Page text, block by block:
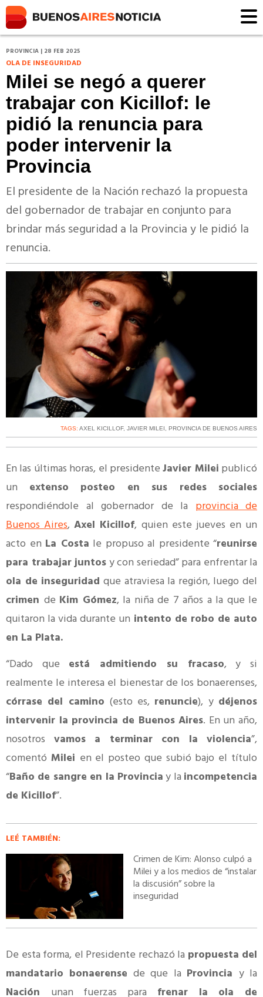
PROVINCIA | 28 FEB 2025
OLA DE INSEGURIDAD
Milei se negó a querer
trabajar con Kicillof: le
pidió la renuncia para
poder intervenir la
Provincia
El presidente de la Nación rechazó la propuesta
del gobernador de trabajar en conjunto para
brindar más seguridad a la Provincia y le pidió la
renuncia.
TAGS: AXEL KICILLOF, JAVIER MILEI , PROVINCIA DE BUENOS AIRES
En las últimas horas, el presidenteJavier Milei publicó
un extenso posteo en sus redes sociales
respondiéndole al gobernador de la provincia de
Buenos Aires,Axel Kicillof, quien este jueves en un
acto en La Costa le propuso al presidente “reunirse
para trabajar juntosy con seriedad” para enfrentar la
ola de inseguridad que atraviesa la región, luego del
crimen de Kim Gómez, la niña de 7 años a la que le
quitaron la vida durante un intento de robo de auto
en La Plata.
“Dado que está admitiendo su fracaso, y si
realmente le interesa el bienestar de los bonaerenses,
córrase del camino (esto es, renuncie), y déjenos
intervenir la provincia de Buenos Aires. En un año,
nosotros vamos a terminar con la violencia”,
comentó Milei en el posteo que subió bajo el título
“Baño de sangre en la Provinciay la incompetencia
de Kicillof”.
LEÉ TAMBIÉN:
Crimen de Kim: Alonso culpó a
Milei y a los medios de “instalar
la discusión” sobre la
inseguridad
De esta forma, el Presidente rechazó la propuesta del
mandatario bonaerense de que la Provincia y la
Nación unan fuerzas para frenar la ola de